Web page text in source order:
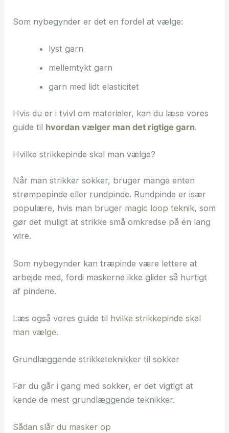
Som nybegynder er det en fordel at vælge:
lyst garn
mellemtykt garn
garn med lidt elasticitet
Hvis du er i tvivl om materialer, kan du læse vores
guide til hvordan vælger man det rigtige garn.
Hvilke strikkepinde skal man vælge?
Når man strikker sokker, bruger mange enten
strømpepinde eller rundpinde. Rundpinde er især
populære, hvis man bruger magic loop teknik, som
gør det muligt at strikke små omkredse på én lang
wire.
Som nybegynder kan træpinde være lettere at
arbejde med, fordi maskerne ikke glider så hurtigt
af pindene.
Læs også vores guide til hvilke strikkepinde skal
man vælge.
Grundlæggende strikketeknikker til sokker
Før du går i gang med sokker, er det vigtigt at
kende de mest grundlæggende teknikker.
Sådan slår du masker op